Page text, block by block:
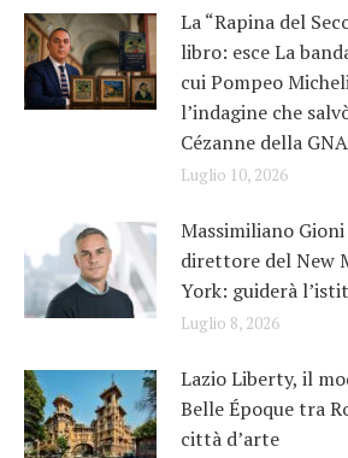
La “Rapina del
libro: esce La
cui Pompeo
l’indagine che
Cézanne della
Luglio 10, 2026
Massimiliano
direttore del New
York: guiderà
Luglio 8, 2026
Lazio Liberty, il
Belle Époque tra
città d’arte